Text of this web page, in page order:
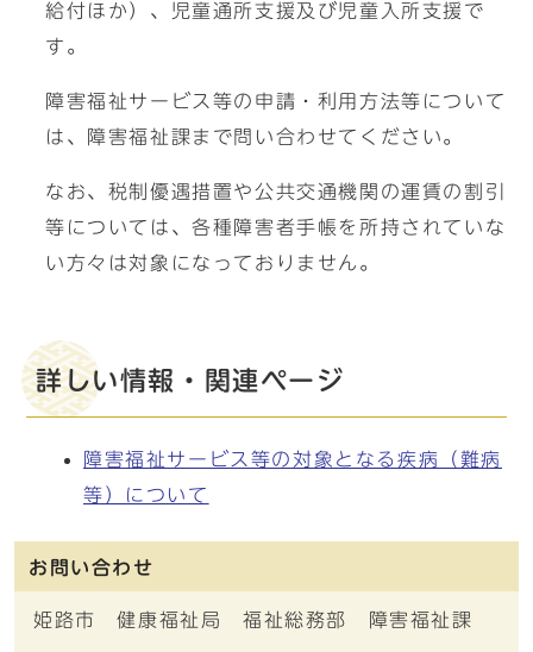
給付ほか）、児童通所支援及び児童入所支援で
す。
障害福祉サービス等の申請・利用方法等について
は、障害福祉課まで問い合わせてください。
なお、税制優遇措置や公共交通機関の運賃の割引
等については、各種障害者手帳を所持されていな
い方々は対象になっておりません。
詳しい情報・関連ページ
障害福祉サービス等の対象となる疾病（難病
等）について
お問い合わせ
姫路市 健康福祉局 福祉総務部 障害福祉課